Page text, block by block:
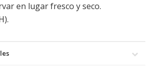
en lugar fresco y seco.